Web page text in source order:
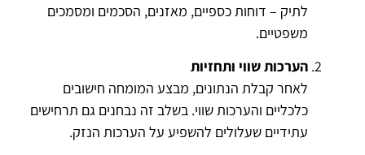
לתיק – דוחות כספיים, מאזנים, הסכמים ומסמכים
משפטיים.
הערכות שווי ותחזיות
לאחר קבלת הנתונים, מבצע המומחה חישובים
כלכליים והערכות שווי. בשלב זה נבחנים גם תרחישים
עתידיים שעלולים להשפיע על הערכות הנזק.